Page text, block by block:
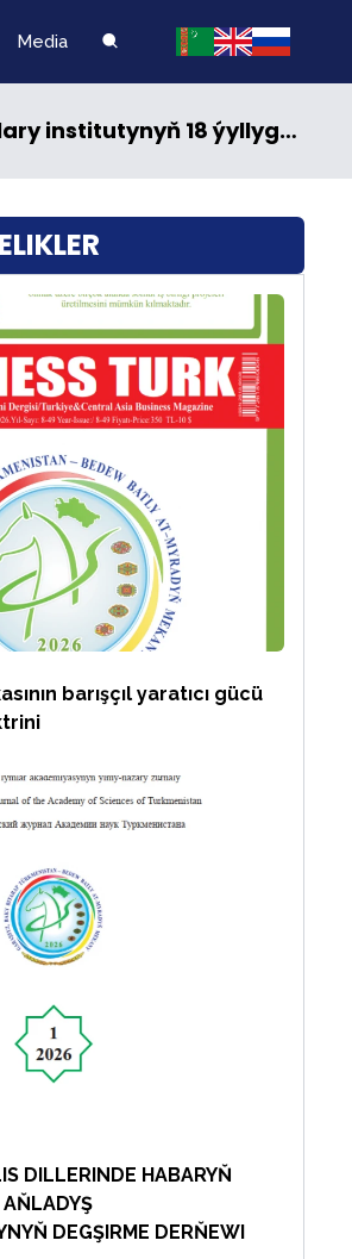
Media
institutynyň 18 ýyllygyna
barışçıl yaratıcı gücü
DILLERINDE HABARYŇ
DEGŞIRME DERŇEWI